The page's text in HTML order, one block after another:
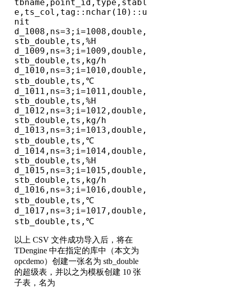
tbname,point_id,type,stabl
e,ts_col,tag::nchar(10)::u
nit
d_1008,ns=3;i=1008,double,
stb_double,ts,%H
d_1009,ns=3;i=1009,double,
stb_double,ts,kg/h
d_1010,ns=3;i=1010,double,
stb_double,ts,℃
d_1011,ns=3;i=1011,double,
stb_double,ts,%H
d_1012,ns=3;i=1012,double,
stb_double,ts,kg/h
d_1013,ns=3;i=1013,double,
stb_double,ts,℃
d_1014,ns=3;i=1014,double,
stb_double,ts,%H
d_1015,ns=3;i=1015,double,
stb_double,ts,kg/h
d_1016,ns=3;i=1016,double,
stb_double,ts,℃
d_1017,ns=3;i=1017,double,
stb_double,ts,℃
以上 CSV 文件成功导入后，将在
TDengine 中在指定的库中（本文为
opcdemo）创建一张名为 stb_double
的超级表，并以之为模板创建 10 张
子表，名为